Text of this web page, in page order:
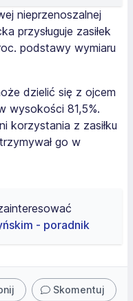
nieprzenoszalnej
przysługuje zasiłek
podstawy wymiaru
dzielić się z ojcem
wysokości 81,5%.
korzystania z zasiłku
go w
- poradnik
Skomentuj